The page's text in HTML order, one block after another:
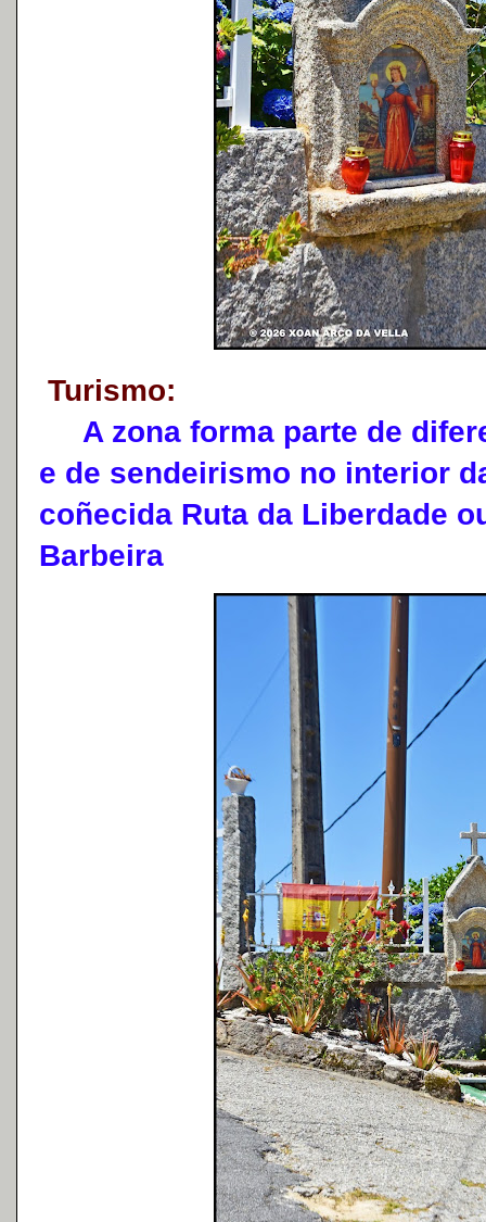
Turismo:
A zona forma parte de
e de sendeirismo no interior
coñecida Ruta da Liberdade
Barbeira